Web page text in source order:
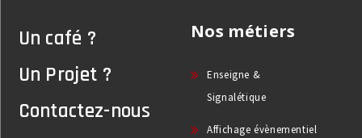
Un café ?
Un Projet ?
Contactez-nous
Nos métiers
Enseigne &
Signalétique
Affichage évènementiel